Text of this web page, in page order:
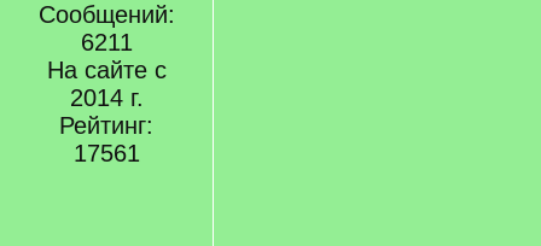
Сообщений:
6211
На сайте с
2014 г.
Рейтинг:
17561